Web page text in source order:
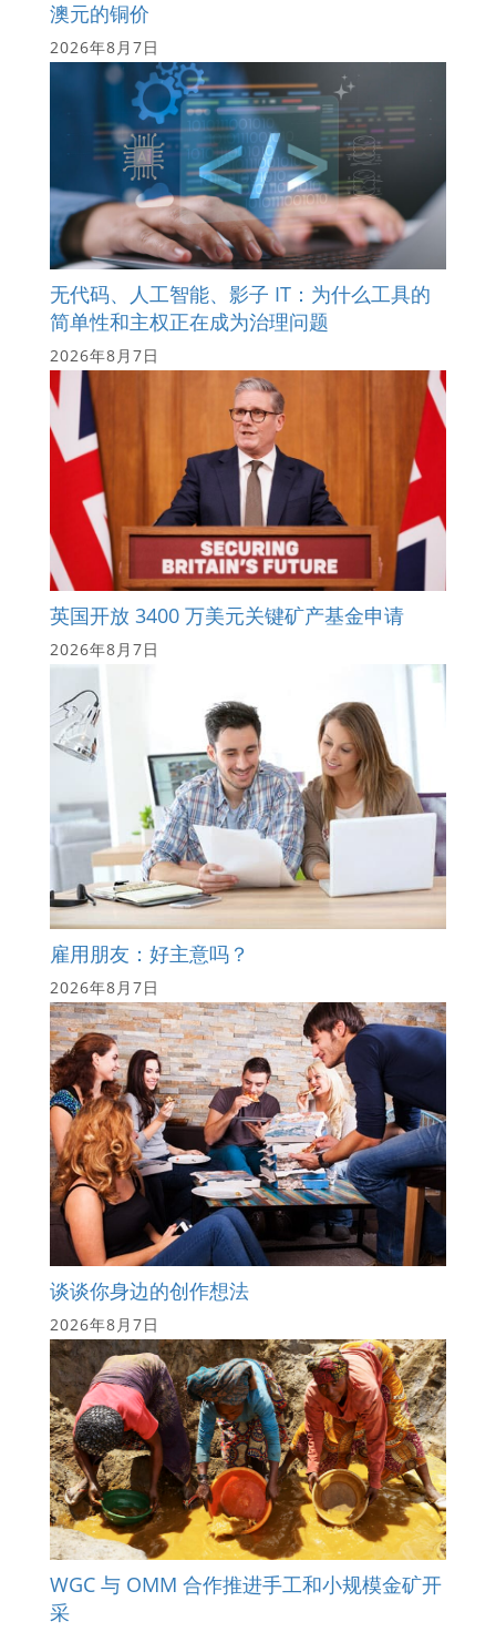
澳元的铜价
2026年8月7日
无代码、人工智能、影子 IT：为什么工具的
简单性和主权正在成为治理问题
2026年8月7日
英国开放 3400 万美元关键矿产基金申请
2026年8月7日
雇用朋友：好主意吗？
2026年8月7日
谈谈你身边的创作想法
2026年8月7日
WGC 与 OMM 合作推进手工和小规模金矿开
采